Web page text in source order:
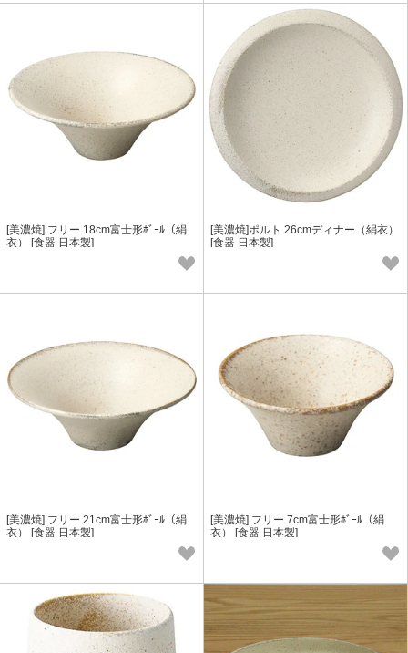
[美濃焼] フリー 18cm富士形ﾎﾞｰﾙ（絹
衣） [食器 日本製]
[美濃焼]ポルト 26cmディナー（絹衣）
[食器 日本製]
[美濃焼] フリー 21cm富士形ﾎﾞｰﾙ（絹
衣） [食器 日本製]
[美濃焼] フリー 7cm富士形ﾎﾞｰﾙ（絹
衣） [食器 日本製]